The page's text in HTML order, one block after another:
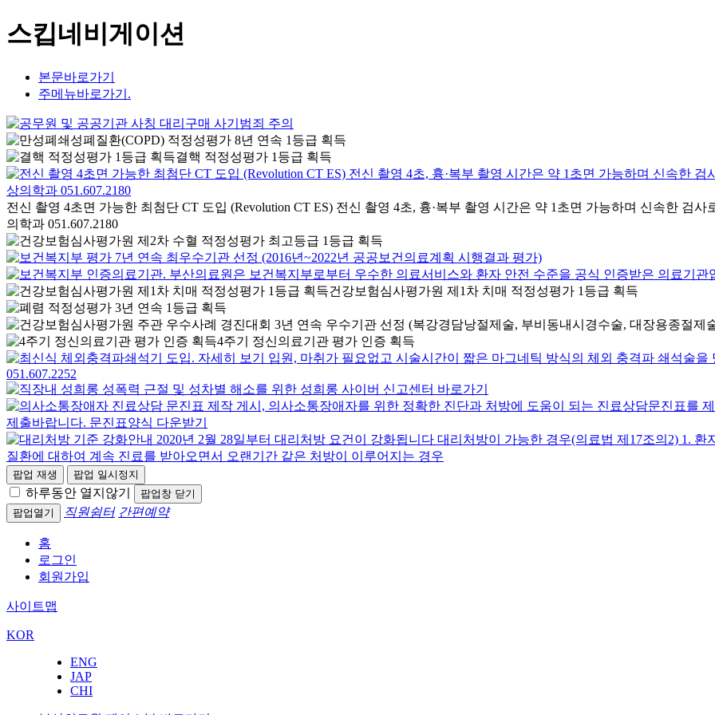
스킵네비게이션
본문바로가기
주메뉴바로가기.
결핵 적정성평가 1등급 획득
전신 촬영 4초면 가능한 최첨단 CT 도입 (Revolution CT ES) 전신 촬영 4초, 흉·복부 촬영 시간은 약 1초면 가능하며 신속한 검
의학과 051.607.2180
건강보험심사평가원 제1차 치매 적정성평가 1등급 획득
4주기 정신의료기관 평가 인증 획득
팝업 재생 팝업 일시정지
하루동안 열지않기
팝업창 닫기
팝업열기
직원쉼터 간편예약
홈
로그인
회원가입
사이트맵
KOR
ENG
JAP
CHI